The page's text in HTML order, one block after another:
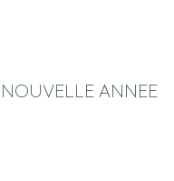
ANNEE